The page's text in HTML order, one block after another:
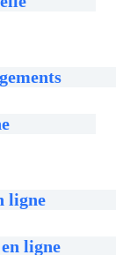
ligne
ligne